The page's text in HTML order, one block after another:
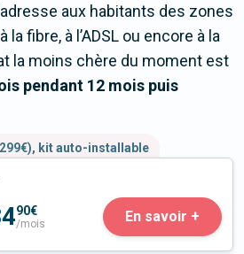
aux habitants des zones
fibre, à l’ADSL ou encore à la
la moins chère du moment est
pendant 12 mois puis
kit auto-installable
90€
/mois En savoir +